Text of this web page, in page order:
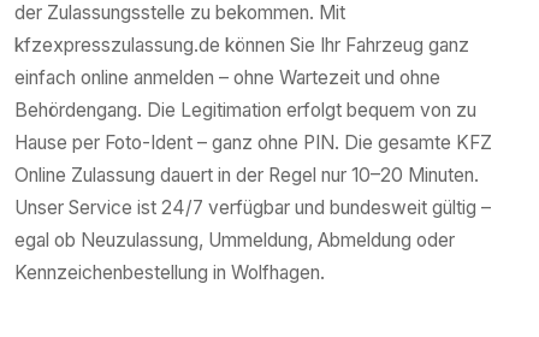
der Zulassungsstelle zu bekommen. Mit
kfzexpresszulassung.de können Sie Ihr Fahrzeug ganz
einfach online anmelden – ohne Wartezeit und ohne
Behördengang. Die Legitimation erfolgt bequem von zu
Hause per Foto-Ident – ganz ohne PIN. Die gesamte KFZ
Online Zulassung dauert in der Regel nur 10–20 Minuten.
Unser Service ist 24/7 verfügbar und bundesweit gültig –
egal ob Neuzulassung, Ummeldung, Abmeldung oder
Kennzeichenbestellung in Wolfhagen.